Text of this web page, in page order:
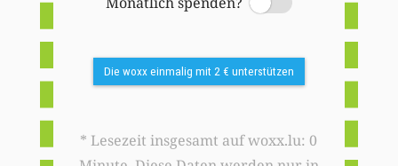
Switch
Die woxx einmalig mit 2 € unterstützen
* Lesezeit insgesamt auf woxx.lu: 0